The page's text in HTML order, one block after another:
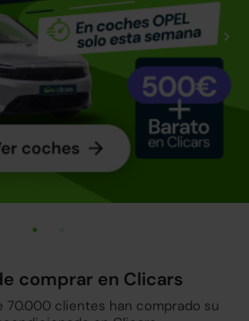
comprar en Clicars
70.000 clientes han comprado su